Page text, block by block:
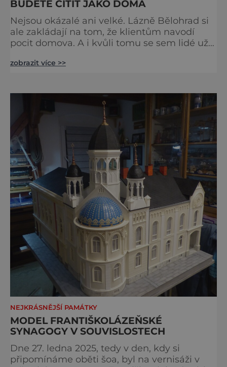
BUDETE CÍTIT JAKO DOMA
Nejsou okázalé ani velké. Lázně Bělohrad si
ale zakládají na tom, že klientům navodí
pocit domova. A i kvůli tomu se sem lidé už
lázeňské koncerty ani velkolepé akce.
nevšimne, ani se jí kolonáda vlastně neříká.
zobrazit více >>
NEJKRÁSNĚJŠÍ PAMÁTKY
MODEL FRANTIŠKOLÁZEŇSKÉ
SYNAGOGY V SOUVISLOSTECH
Dne 27. ledna 2025, tedy v den, kdy si
připomínáme oběti šoa, byl na vernisáži v